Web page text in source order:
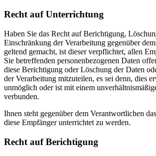
Recht auf Unterrichtung
Haben Sie das Recht auf Berichtigung,
Einschränkung der Verarbeitung gegenüber
geltend gemacht, ist dieser verpflichtet, allen
Sie betreffenden personenbezogenen Daten
diese Berichtigung oder Löschung der Daten
der Verarbeitung mitzuteilen, es sei denn, dies
unmöglich oder ist mit einem
verbunden.
Ihnen steht gegenüber dem Verantwortlichen
diese Empfänger unterrichtet zu werden.
Recht auf Berichtigung